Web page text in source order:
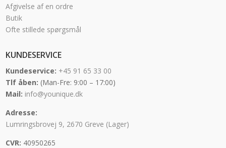
Afgivelse af en ordre
Butik
Ofte stillede spørgsmål
KUNDESERVICE
Kundeservice: +45 91 65 33 00
Tlf åben: (Man-Fre: 9:00 – 17:00)
Mail: info@younique.dk
Adresse:
Lumringsbrovej 9, 2670 Greve (Lager)
CVR: 40950265